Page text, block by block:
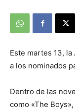
Este martes 13,
a los nominados
Dentro de las
como «The